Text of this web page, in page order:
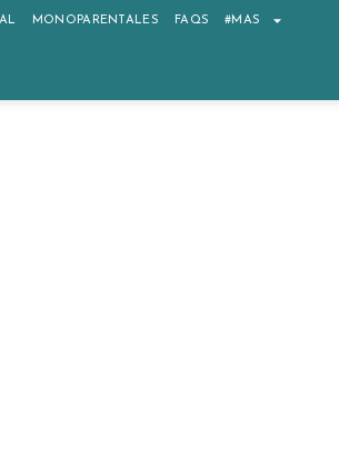
MONOPARENTALES FAQS #MAS